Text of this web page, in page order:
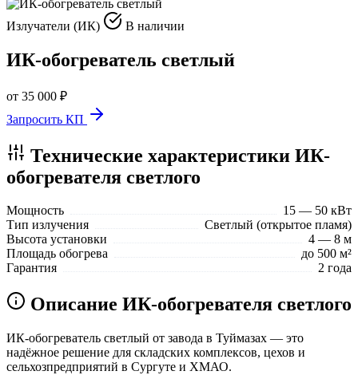
Излучатели (ИК) В наличии
ИК-обогреватель светлый
от 35 000 ₽
Запросить КП
Технические характеристики ИК-
обогревателя светлого
Мощность
15 — 50 кВт
Тип излучения
Светлый (открытое пламя)
Высота установки
4 — 8 м
Площадь обогрева
до 500 м²
Гарантия
2 года
Описание ИК-обогревателя светлого
ИК-обогреватель светлый от завода в Туймазах — это
надёжное решение для складских комплексов, цехов и
сельхозпредприятий в Сургуте и ХМАО.